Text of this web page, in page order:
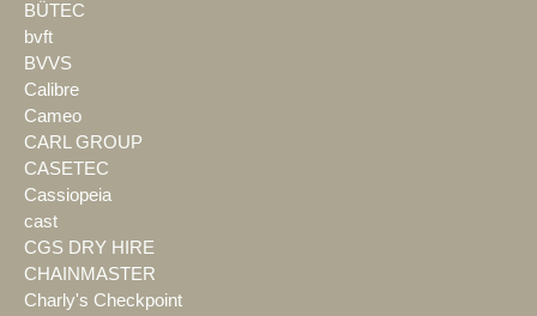
BÜTEC
bvft
BVVS
Calibre
Cameo
CARL GROUP
CASETEC
Cassiopeia
cast
CGS DRY HIRE
CHAINMASTER
Charly's Checkpoint